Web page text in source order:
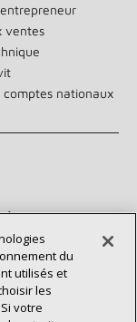
ventes
comptes nationaux
du
utilisés et
les
votre